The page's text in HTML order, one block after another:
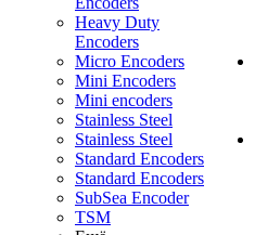
Heavy Duty
Encoders
Micro Encoders
Mini Encoders
Mini encoders
Stainless Steel
Stainless Steel
Standard Encoders
Standard Encoders
SubSea Encoder
TSM